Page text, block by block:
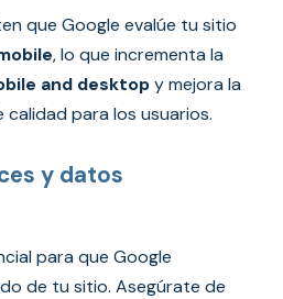
que Google evalúe tu sitio
, lo que incrementa la
and desktopy mejora la
para los usuarios.
y datos
para que Google
de tu sitio. Asegúrate de